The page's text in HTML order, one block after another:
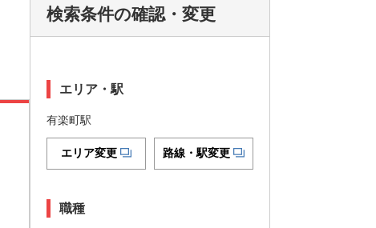
検索条件の確認・変更
エリア・駅
有楽町駅
エリア変更 路線・駅変更
職種